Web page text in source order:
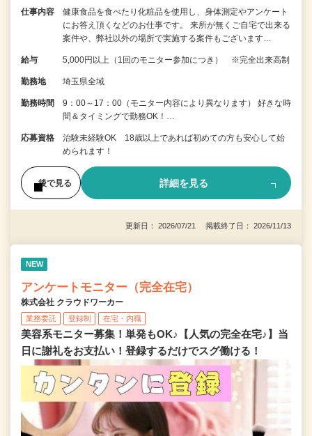
仕事内容
健康食品を食べたり化粧品を使用し、身体測定やアンケート
にお答え頂くなどのお仕事です。 来所が無くご自宅で出来る
案件や、弊社以外の場所で実施する案件もございます…
給与 5,000円以上（1回のモニター参加につき） ※完全出来高制
勤務地 埼玉県全域
勤務時間
9：00～17：00（モニター内容により異なります） 好きな時
間＆タイミングで勤務OK！…
応募資格
治験未経験OK 18歳以上であれば初めての方も安心して始
められます！
後で見る 詳細を見る
更新日： 2026/07/21 掲載終了日： 2026/11/13
NEW
アンケートモニター（完全在宅）
株式会社 クラウドワーカー
業務委託 登録制 在宅・内職
美容系モニター募集！単発もOK♪【人気の完全在宅♪】当
日に謝礼をお支払い！登録するだけでスグ働ける！